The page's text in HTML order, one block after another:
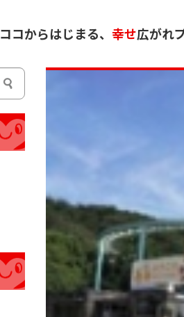
ココからはじまる、 幸せ広がれ